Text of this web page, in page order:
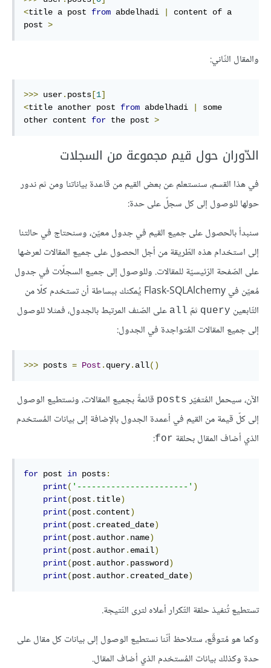
<title a post from abdelhadi
content of a
post >
والمقال الثّاني:
>>> user. posts [1]
<title another post from abdelhadi
some
other content for the post >
الدّوران حول قيم مجموعة من السجلات
في هذا القسم، سنستعلم عن بعض القيم من قاعدة بياناتنا ومن ثم ندور
حولها للوصول إلى كل سجلّ على حدة:
سنبدأ بالحصول على جميع القيم في جدول معيّن، وسنحتاج في حالتنا
إلى استخدام هذه الطّريقة من أجل الحصول على جميع المقالات لعرضها
على الصّفحة الرّئيسيّة للمقالات. وللوصول إلى جميع السجلّات في جدول
مُعيّن في Flask-SQLAlchemy يُمكنك ببساطة أن تستخدم كلّا من
التّابعين query ثمّ all على الصّنف المرتبط بالجدول، فمثلا للوصول
إلى جميع المقالات المُتواجدة في الجدول:
>>> posts = Post . query. all()
الآن، سيحمل المُتغيّر posts قائمةً بجميع المقالات، ونستطيع الوصول
إلى كلّ قيمة من القيم في أعمدة الجدول بالإضافة إلى بيانات المُستخدم
الذي أضاف المقال بحلقة for
:
for post in posts:
print( '-----------------------' )
print(post . title)
print(post . content)
print(post . created_date)
print(post . author. name)
print(post . author. email)
print(post . author. password )
print(post . author. created_date)
تستطيع تُنفيذ حلقة التّكرار أعلاه لترى النّتيجة.
وكما هو مُتوقّع، ستلاحظ أنّنا نستطيع الوصول إلى بيانات كل مقال على
حدة وكذلك بيانات المُستخدم الذي أضاف المقال.